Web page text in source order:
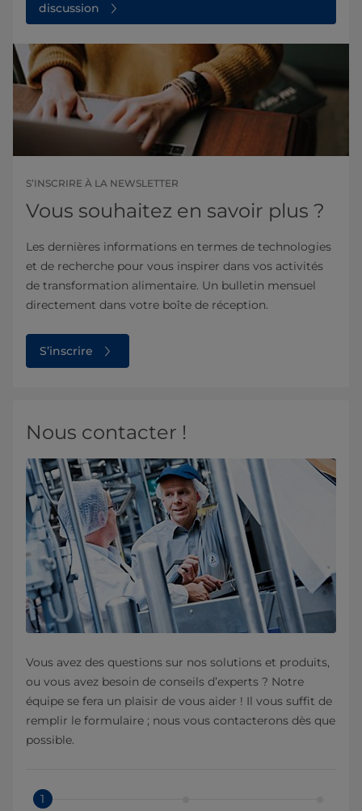
discussion
S’INSCRIRE À LA NEWSLETTER
Vous souhaitez en savoir plus ?
Les dernières informations en termes de technologies
et de recherche pour vous inspirer dans vos activités
de transformation alimentaire. Un bulletin mensuel
directement dans votre boîte de réception.
S’inscrire
Nous contacter !
Vous avez des questions sur nos solutions et produits,
ou vous avez besoin de conseils d’experts ? Notre
équipe se fera un plaisir de vous aider ! Il vous suffit de
remplir le formulaire ; nous vous contacterons dès que
possible.
1